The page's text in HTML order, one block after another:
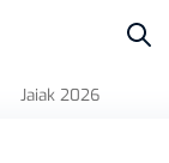
Jaiak 2026